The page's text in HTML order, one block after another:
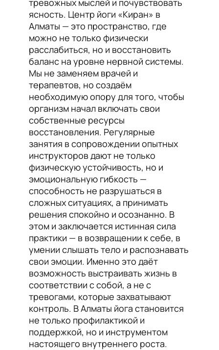
тревожных мыслей и почувствовать
ясность. Центр йоги «Киран» в
Алматы — это пространство, где
можно не только физически
расслабиться, но и восстановить
баланс на уровне нервной системы.
Мы не заменяем врачей и
терапевтов, но создаём
необходимую опору для того, чтобы
организм начал включать свои
собственные ресурсы
восстановления. Регулярные
занятия в сопровождении опытных
инструкторов дают не только
физическую устойчивость, но и
эмоциональную гибкость —
способность не разрушаться в
сложных ситуациях, а принимать
решения спокойно и осознанно. В
этом и заключается истинная сила
практики — в возвращении к себе, в
умении слышать тело и распознавать
свои эмоции. Именно это даёт
возможность выстраивать жизнь в
соответствии с собой, а не с
тревогами, которые захватывают
контроль. В Алматы йога становится
не только профилактикой и
поддержкой, но и инструментом
настоящего внутреннего роста.